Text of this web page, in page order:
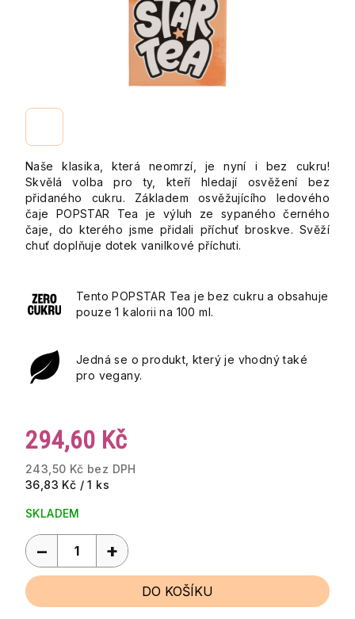
Naše klasika, která neomrzí, je nyní i bez cukru!
Skvělá volba pro ty, kteří hledají osvěžení bez
přidaného cukru. Základem osvěžujícího ledového
čaje POPSTAR Tea je výluh ze sypaného černého
čaje, do kterého jsme přidali příchuť broskve. Svěží
chuť doplňuje dotek vanilkové příchuti.
Tento POPSTAR Tea je bez cukru a obsahuje
pouze 1 kalorii na 100 ml.
Jedná se o produkt, který je vhodný také
pro vegany.
294,60 Kč
243,50 Kč bez DPH
Měrná
36,83 Kč / 1 ks
SKLADEM
+
−
DO KOŠÍKU